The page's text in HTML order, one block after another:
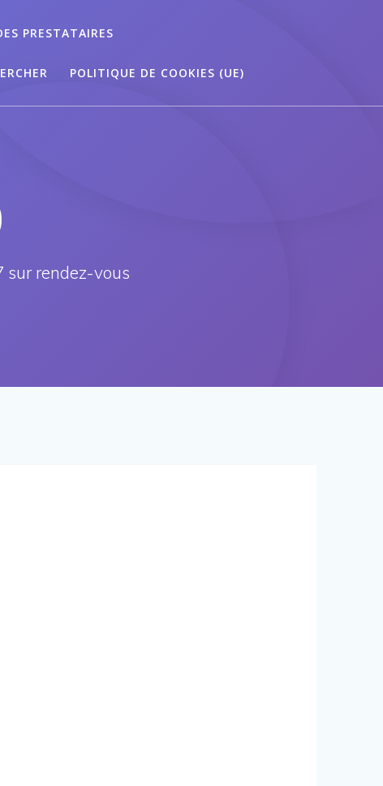
PRESTATAIRES
POLITIQUE DE COOKIES (UE)
sur rendez-vous